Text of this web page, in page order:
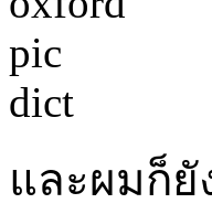
และผมก็ยั